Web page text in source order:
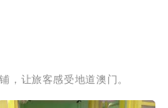
，让旅客感受地道澳门。